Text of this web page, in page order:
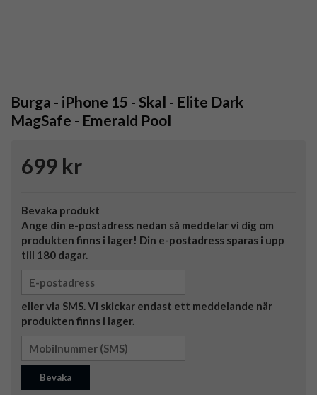
Burga - iPhone 15 - Skal - Elite Dark
MagSafe - Emerald Pool
699 kr
Bevaka produkt
Ange din e-postadress nedan så meddelar vi dig om
produkten finns i lager! Din e-postadress sparas i upp
till 180 dagar.
eller via SMS. Vi skickar endast ett meddelande när
produkten finns i lager.
Bevaka